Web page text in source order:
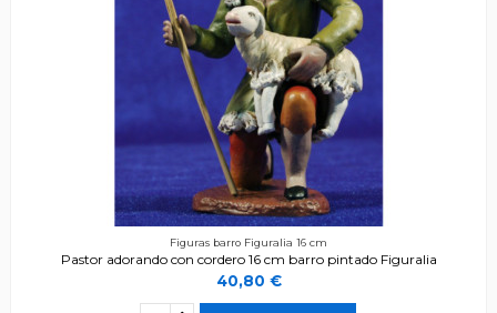
Figuras barro Figuralia 16 cm
Pastor adorando con cordero 16 cm barro pintado Figuralia
40,80 €